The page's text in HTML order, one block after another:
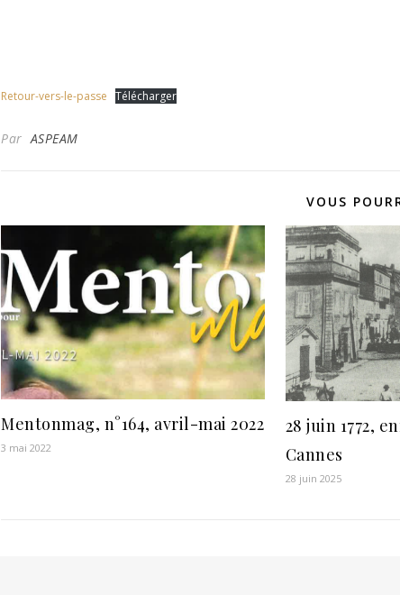
Retour-vers-le-passe Télécharger
ParASPEAM
VOUS
Mentonmag, n°164, avril-mai 2022
3 mai 2022
28 juin 1772,
Cannes
28 juin 2025